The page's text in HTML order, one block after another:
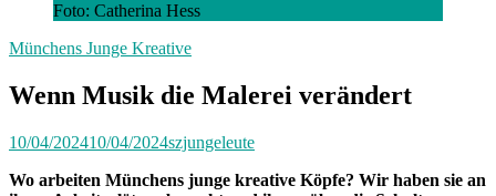
Foto: Catherina Hess
Münchens Junge Kreative
Wenn Musik die Malerei verändert
10/04/202410/04/2024szjungeleute
Wo arbeiten Münchens junge kreative Köpfe? Wir haben sie an